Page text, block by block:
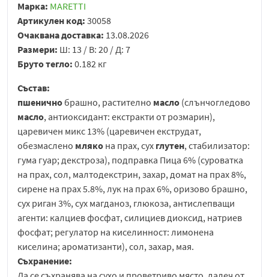
Марка: MARETTI
Артикулен код: 30058
Очаквана доставка: 13.08.2026
Размери: Ш: 13 / В: 20 / Д: 7
Бруто тегло: 0.182 кг
Състав:
пшеничнобрашно, растително масло (слънчогледово
масло, антиоксидант: екстракти от розмарин),
царевичен микс 13% (царевичен екструдат,
обезмаслено мляко на прах, сух глутен, стабилизатор:
гума гуар; декстроза), подправка Пица 6% (суроватка
на прах, сол, малтодекстрин, захар, домат на прах 8%,
сирене на прах 5.8%, лук на прах 6%, оризово брашно,
сух риган 3%, сух магданоз, глюкоза, антислепващи
агенти: калциев фосфат, силициев диоксид, натриев
фосфат; регулатор на киселинност: лимонена
киселина; ароматизанти), сол, захар, мая.
Съхранение: